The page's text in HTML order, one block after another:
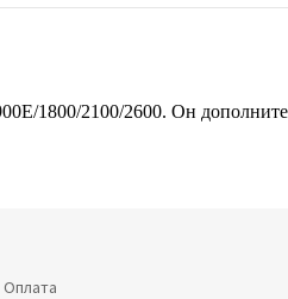
1800/2100/2600. Он
Оплата